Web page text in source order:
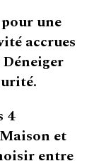
une
accrues
Déneiger
4
et
entre